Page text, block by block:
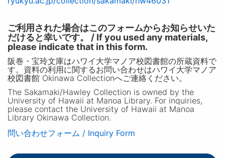
ご利用された場合はこのフォームからお知らせいた
だけると幸いです。 / If you used any materials,
please indicate that in this form.
阪巻・宝玲文庫はハワイ大学マノア校図書館の所蔵資料で
す。資料の利用に関するお問い合わせはハワイ大学マノア
校図書館 Okinawa Collectionへご連絡ください。
The Sakamaki/Hawley Collection is owned by the
University of Hawaii at Manoa Library. For inquiries,
please contact the University of Hawaii at Manoa
Library Okinawa Collection.
問い合わせフォーム / Inquiry Form